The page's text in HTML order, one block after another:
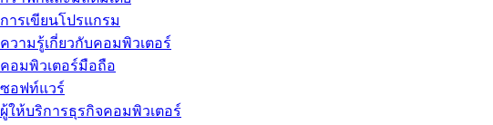
การเขียนโปรแกรม
ความรู้เกี่ยวกับคอมพิวเตอร์
คอมพิวเตอร์มือถือ
ซอฟท์แวร์
ผู้ให้บริการธุรกิจคอมพิวเตอร์